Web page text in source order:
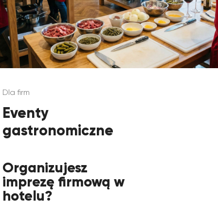
Dla firm
Eventy
gastronomiczne
Organizujesz
imprezę firmową w
hotelu?